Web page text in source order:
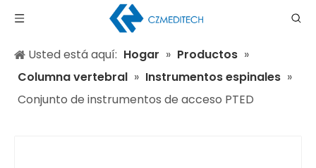
Usted está aquí: Hogar » Productos »
Columna vertebral » Instrumentos espinales »
Conjunto de instrumentos de acceso PTED